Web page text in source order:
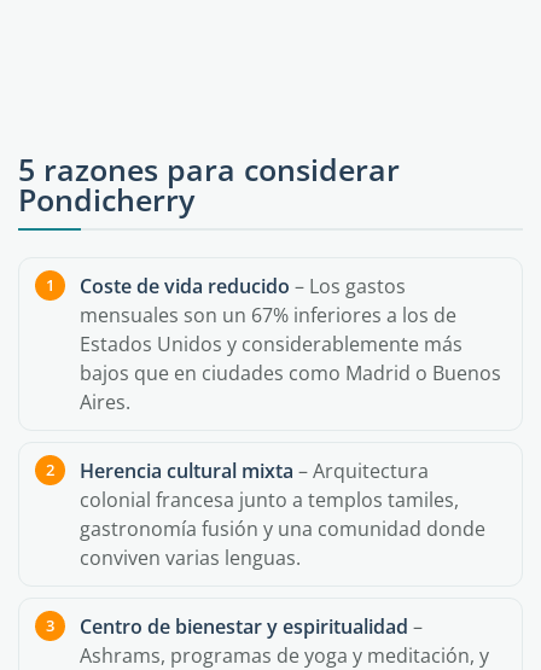
5 razones para considerar
Pondicherry
Coste de vida reducido – Los gastos
mensuales son un 67% inferiores a los de
Estados Unidos y considerablemente más
bajos que en ciudades como Madrid o Buenos
Aires.
Herencia cultural mixta – Arquitectura
colonial francesa junto a templos tamiles,
gastronomía fusión y una comunidad donde
conviven varias lenguas.
Centro de bienestar y espiritualidad –
Ashrams, programas de yoga y meditación, y